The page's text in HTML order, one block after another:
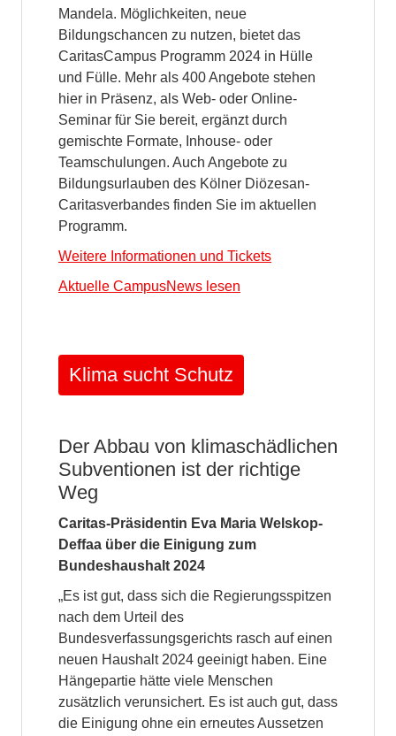
Mandela. Möglichkeiten, neue
Bildungschancen zu nutzen, bietet das
CaritasCampus Programm 2024 in Hülle
und Fülle. Mehr als 400 Angebote stehen
hier in Präsenz, als Web- oder Online-
Seminar für Sie bereit, ergänzt durch
gemischte Formate, Inhouse- oder
Teamschulungen. Auch Angebote zu
Bildungsurlauben des Kölner Diözesan-
Caritasverbandes finden Sie im aktuellen
Programm.
Weitere Informationen und Tickets
Aktuelle CampusNews lesen
Klima sucht Schutz
Der Abbau von klimaschädlichen
Subventionen ist der richtige
Weg
Caritas-Präsidentin Eva Maria Welskop-
Deffaa über die Einigung zum
Bundeshaushalt 2024
„Es ist gut, dass sich die Regierungsspitzen
nach dem Urteil des
Bundesverfassungsgerichts rasch auf einen
neuen Haushalt 2024 geeinigt haben. Eine
Hängepartie hätte viele Menschen
zusätzlich verunsichert. Es ist auch gut, dass
die Einigung ohne ein erneutes Aussetzen